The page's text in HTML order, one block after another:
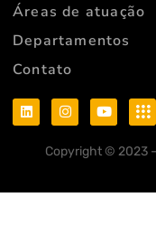
Áreas de atuação
Departamentos
Contato
Copyright © 2023